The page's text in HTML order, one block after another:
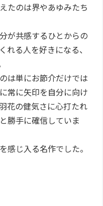
たのは界やあゆみたち
が共感するひとからの
れる人を好きになる、
は単にお節介だけでは
常に矢印を自分に向け
花の健気さに心打たれ
勝手に確信していま
感じ入る名作でした。